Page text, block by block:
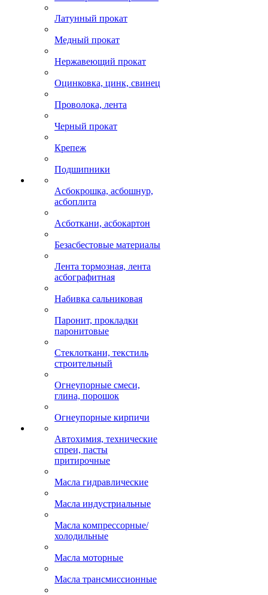
Латунный прокат
Медный прокат
Нержавеющий прокат
Оцинковка, цинк, свинец
Проволока, лента
Черный прокат
Крепеж
Подшипники
Асбокрошка, асбошнур,
асбоплита
Асботкани, асбокартон
Безасбестовые материалы
Лента тормозная, лента
асбографитная
Набивка сальниковая
Паронит, прокладки
паронитовые
Стеклоткани, текстиль
строительный
Огнеупорные смеси,
глина, порошок
Огнеупорные кирпичи
Автохимия, технические
спреи, пасты
притирочные
Масла гидравлические
Масла индустриальные
Масла компрессорные/
холодильные
Масла моторные
Масла трансмиссионные